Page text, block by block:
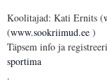
Koolitajad: Kati Ernits (
(www.sookriimud.ee )
Täpsem info ja
sportima
.